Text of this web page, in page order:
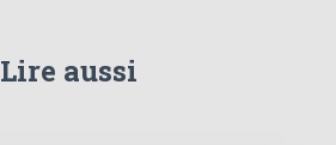
Lire aussi